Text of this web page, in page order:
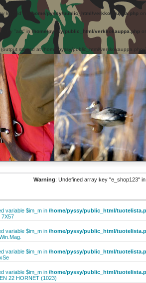
key "id" in/home/pyssy/public_html/verkkokauppa.php
key "act" in/home/pyssy/public_html/verkkokauppa.php
started at /home/pyssy/public_html/
Warning: Undefined array key "e_shop123" in
variable $im_m in /home/pyssy/public_html/
7X57
variable $im_m in /home/pyssy/public_html/
variable $im_m in /home/pyssy/public_html/
variable $im_m in /home/pyssy/public_html/
22 HORNET (1023)